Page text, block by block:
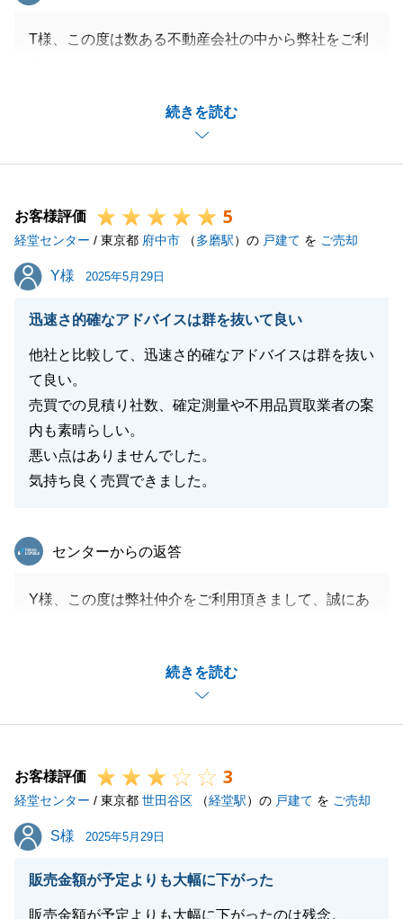
続きを読む
T様、この度は数ある不動産会社の中から弊社をご利
めて順調にお手続きが取れました。
新生活がより実りのあるものになること、心よりお祈
り申し上げます。
今後ともお気軽にご相談下さいませ。
お客様評価 5
経堂センター / 東京都 府中市 （多磨駅）の 戸建て を ご売却
Y様
Y様 2025年5月29日
迅速さ的確なアドバイスは群を抜いて良い
他社と比較して、迅速さ的確なアドバイスは群を抜い
て良い。
売買での見積り社数、確定測量や不用品買取業者の案
内も素晴らしい。
悪い点はありませんでした。
気持ち良く売買できました。
続きを読む
東急リバブル
センターからの返答
Y様、この度は弊社仲介をご利用頂きまして、誠にあ
できる様に複数社のお見積りや比較表を準備させて頂
き、ご判断をし易いご説明を行うことを意識させて頂
きました。
お客様評価 3
経堂センター / 東京都 世田谷区 （経堂駅）の 戸建て を ご売却
S様
S様 2025年5月29日
販売金額が予定よりも大幅に下がった
販売金額が予定よりも大幅に下がったのは残念。